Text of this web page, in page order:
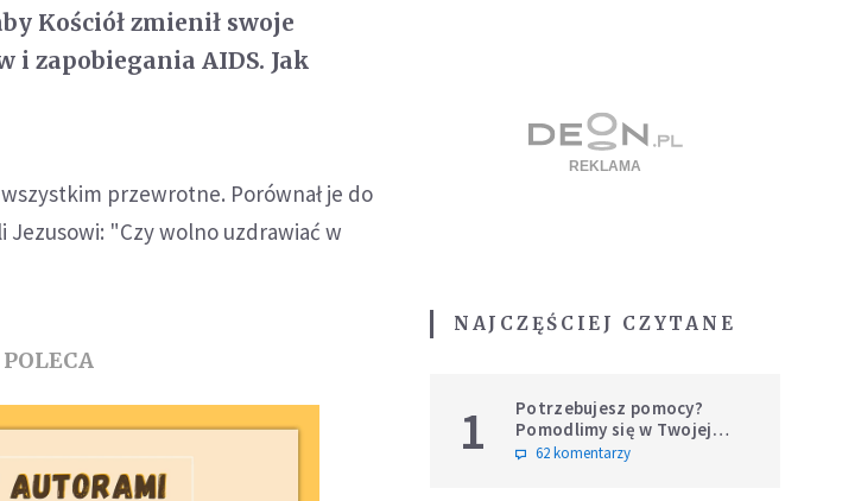
Kościół zmienił swoje
zapobiegania AIDS. Jak
przewrotne. Porównał je do
"Czy wolno uzdrawiać w
NAJCZĘŚCIEJ CZYTANE
1
Potrzebujesz pomocy?
Pomodlimy się w Twojej
intencji
62 komentarzy